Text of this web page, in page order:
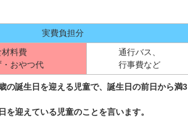
実費負担分
材料費
・おやつ代
通行バス、
行事費など
の誕生日を迎える児童で、誕生日の前日から満3
迎えている児童のことを言います。